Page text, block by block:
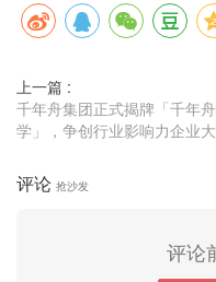
上一篇 :
千年舟集团正式揭牌「千年
学」，争创行业影响力企业
评论 抢沙发
评论